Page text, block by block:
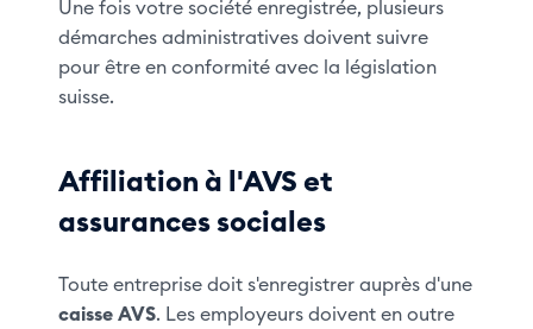
Une fois votre société enregistrée, plusieurs
démarches administratives doivent suivre
pour être en conformité avec la législation
suisse.
Affiliation à l'AVS et
assurances sociales
Toute entreprise doit s'enregistrer auprès d'une
caisse AVS. Les employeurs doivent en outre